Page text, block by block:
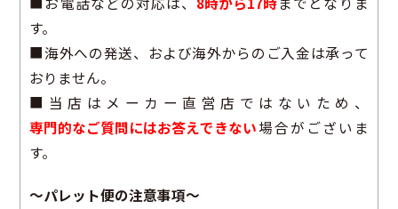
す。
■海外への発送、および海外からのご入金は承って
おりません。
■当店はメーカー直営店ではないため、
専門的なご質問にはお答えできない場合がございま
す。
～パレット便の注意事項～